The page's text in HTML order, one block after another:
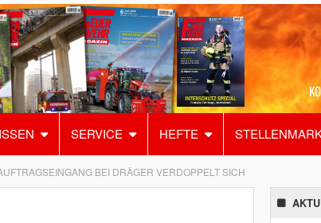
SERVICE HEFTE
BEI DRÄGER VERDOPPELT SICH